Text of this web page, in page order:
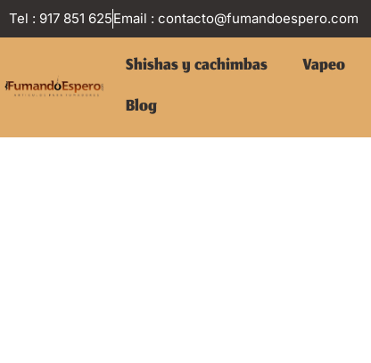
Tel : 917 851 625Email : contacto@fumandoespero.com
Shishas y cachimbas Vapeo
Blog